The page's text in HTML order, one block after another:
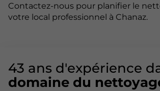
Contactez-nous pour planifier le
votre local professionnel à Chanaz.
43 ans d'expérience
domaine du